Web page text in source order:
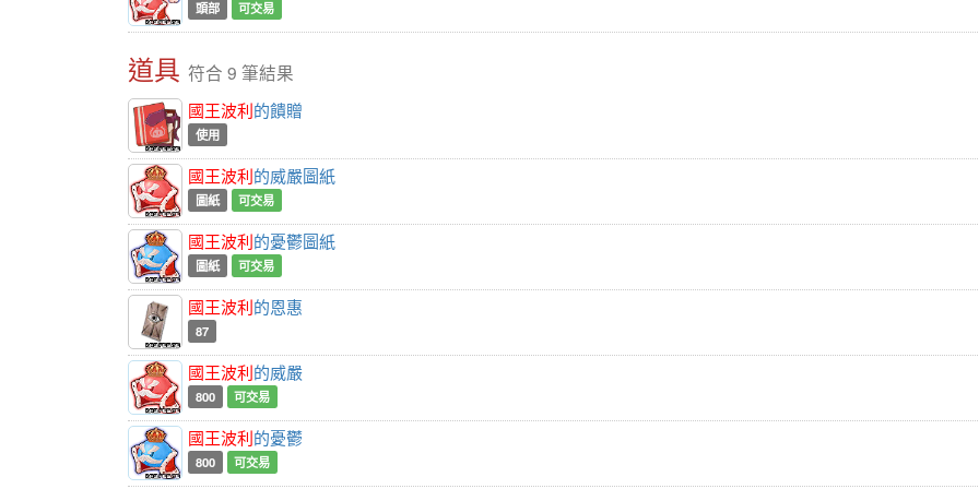
頭部 可交易
道具 符合 9 筆結果
國王波利的饋贈
使用
國王波利的威嚴圖紙
圖紙 可交易
國王波利的憂鬱圖紙
圖紙 可交易
國王波利的恩惠
87
國王波利的威嚴
800 可交易
國王波利的憂鬱
800 可交易